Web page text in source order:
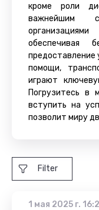
кроме роли
важнейшим
обеспечивая
предоставление
помощи,
играют
Погрузитесь в
вступить на
позволит миру
Filter
1 мая 2025 г.